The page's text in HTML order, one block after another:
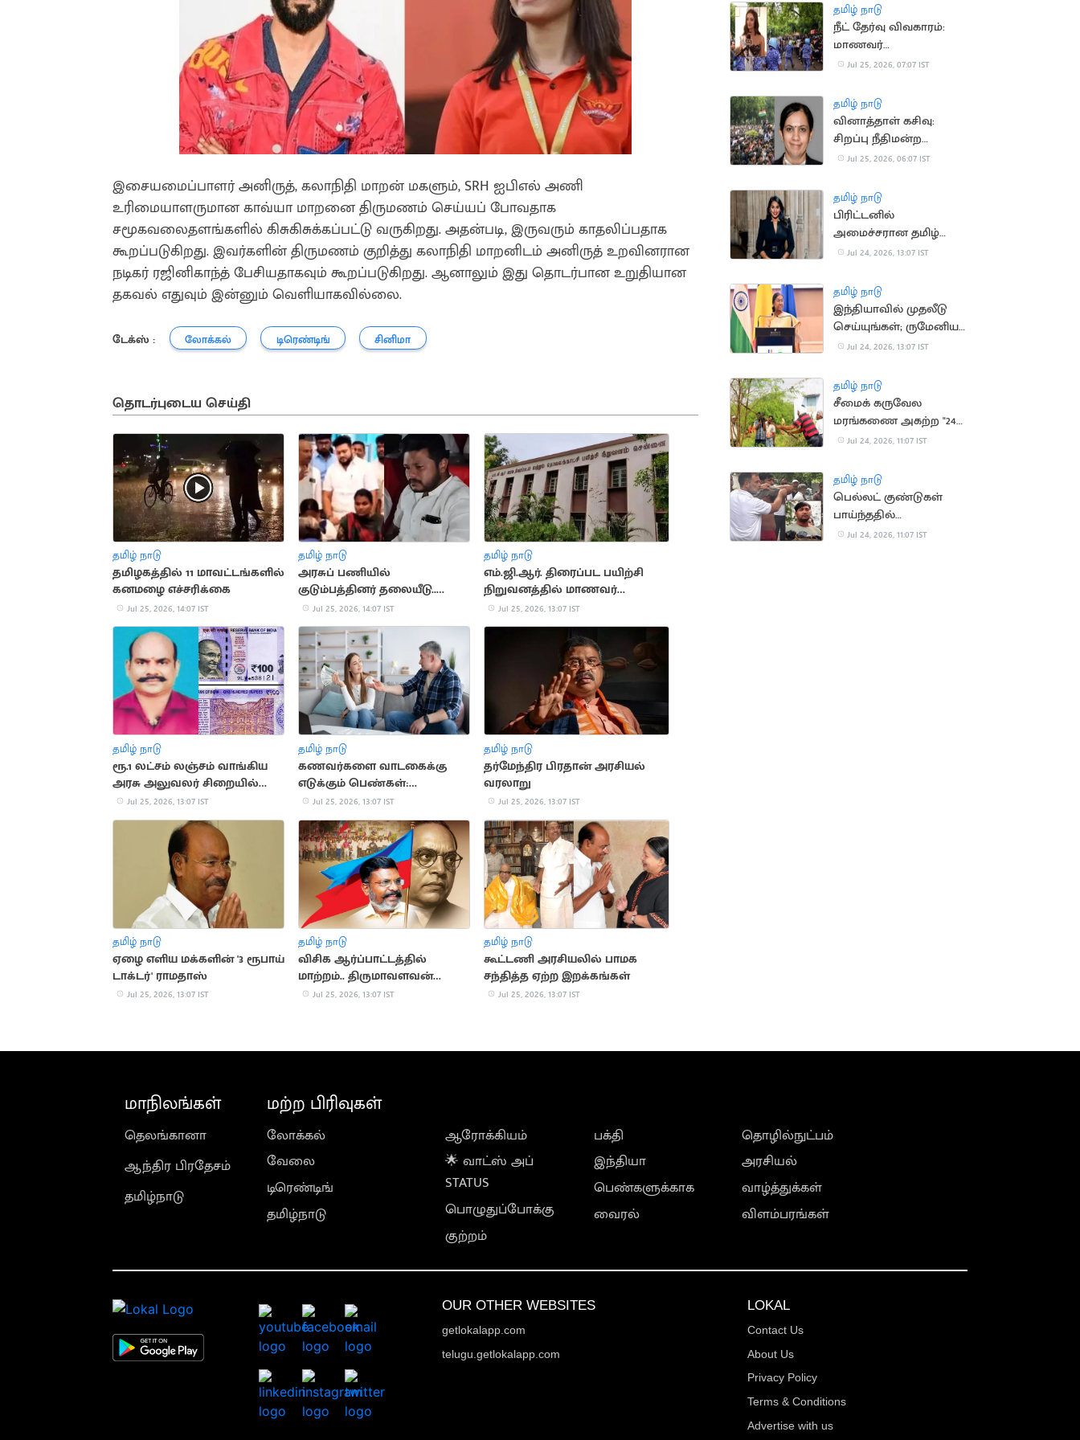
இசையமைப்பாளர் அனிருத், கலாநிதி மாறன் மகளும், SRH ஐபிஎல் அணி
உரிமையாளருமான காவ்யா மாறனை திருமணம் செய்யப் போவதாக
சமூகவலைதளங்களில் கிசுகிசுக்கப்பட்டு வருகிறது. அதன்படி, இருவரும் காதலிப்பதாக
கூறப்படுகிறது. இவர்களின் திருமணம் குறித்து கலாநிதி மாறனிடம் அனிருத் உறவினரான
நடிகர் ரஜினிகாந்த் பேசியதாகவும் கூறப்படுகிறது. ஆனாலும் இது தொடர்பான உறுதியான
தகவல் எதுவும் இன்னும் வெளியாகவில்லை.
டேக்ஸ் : லோக்கல் டிரெண்டிங் சினிமா
தொடர்புடைய செய்தி
தமிழ் நாடு
தமிழகத்தில் 11 மாவட்டங்களில்
கனமழை எச்சரிக்கை
Jul 25, 2026, 14:07 IST
தமிழ் நாடு
அரசுப் பணியில்
குடும்பத்தினர் தலையீடு..
தவெக அமைச்சருக்கு சிக்கல்
Jul 25, 2026, 14:07 IST
தமிழ் நாடு
எம்.ஜி.ஆர். திரைப்பட பயிற்சி
நிறுவனத்தில் மாணவர்
சேர்க்கை
Jul 25, 2026, 13:07 IST
தமிழ் நாடு
ரூ.1 லட்சம் லஞ்சம் வாங்கிய
அரசு அலுவலர் சிறையில்
அடைப்பு
Jul 25, 2026, 13:07 IST
தமிழ் நாடு
கணவர்களை வாடகைக்கு
எடுக்கும் பெண்கள்:
விசித்திரம்
Jul 25, 2026, 13:07 IST
தமிழ் நாடு
தர்மேந்திர பிரதான் அரசியல்
வரலாறு
Jul 25, 2026, 13:07 IST
தமிழ் நாடு
ஏழை எளிய மக்களின் '3 ரூபாய்
டாக்டர்' ராமதாஸ்
Jul 25, 2026, 13:07 IST
தமிழ் நாடு
விசிக ஆர்ப்பாட்டத்தில்
மாற்றம்.. திருமாவளவன்
அறிவிப்பு
Jul 25, 2026, 13:07 IST
தமிழ் நாடு
கூட்டணி அரசியலில் பாமக
சந்தித்த ஏற்ற இறக்கங்கள்
Jul 25, 2026, 13:07 IST
தமிழ் நாடு
நீட் தேர்வு விவகாரம்:
மாணவர்
போராட்டத்திற்கு 'மிஸ்
ஆதரவு
Jul 25, 2026, 07:07 IST
தமிழ் நாடு
வினாத்தாள் கசிவு:
சிறப்பு நீதிமன்ற
நீதிபதியாக அனு
Jul 25, 2026, 06:07 IST
தமிழ் நாடு
பிரிட்டனில்
அமைச்சரான தமிழ்
வம்சாவளி பெண்
Jul 24, 2026, 13:07 IST
தமிழ் நாடு
இந்தியாவில் முதலீடு
செய்யுங்கள்; ருமேனிய
நிறுவனங்களுக்கு
அழைப்பு
Jul 24, 2026, 13:07 IST
தமிழ் நாடு
சீமைக் கருவேல
மரங்கணை அகற்ற "24
மணி நேரத்தில்
Jul 24, 2026, 11:07 IST
தமிழ் நாடு
பெல்லட் குண்டுகள்
பாய்ந்ததில்
இளைஞருக்கு கண்
Jul 24, 2026, 11:07 IST
மாநிலங்கள்
தெலங்கானா
ஆந்திர பிரதேசம்
தமிழ்நாடு
மற்ற பிரிவுகள்
லோக்கல்
வேலை
டிரெண்டிங்
தமிழ்நாடு
ஆரோக்கியம்
🌟 வாட்ஸ் அப்
STATUS
பொழுதுப்போக்கு
குற்றம்
பக்தி
இந்தியா
பெண்களுக்காக
வைரல்
தொழில்நுட்பம்
அரசியல்
வாழ்த்துக்கள்
விளம்பரங்கள்
OUR OTHER WEBSITES
getlokalapp.com
telugu.getlokalapp.com
LOKAL
Contact Us
About Us
Privacy Policy
Terms & Conditions
Advertise with us